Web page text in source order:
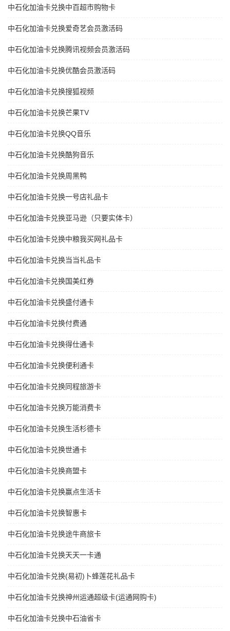
中石化加油卡兑换中百超市购物卡
中石化加油卡兑换爱奇艺会员激活码
中石化加油卡兑换腾讯视频会员激活码
中石化加油卡兑换优酷会员激活码
中石化加油卡兑换搜狐视频
中石化加油卡兑换芒果TV
中石化加油卡兑换QQ音乐
中石化加油卡兑换酷狗音乐
中石化加油卡兑换周黑鸭
中石化加油卡兑换一号店礼品卡
中石化加油卡兑换亚马逊（只要实体卡）
中石化加油卡兑换中粮我买网礼品卡
中石化加油卡兑换当当礼品卡
中石化加油卡兑换国美红券
中石化加油卡兑换盛付通卡
中石化加油卡兑换付费通
中石化加油卡兑换得仕通卡
中石化加油卡兑换便利通卡
中石化加油卡兑换同程旅游卡
中石化加油卡兑换万能消费卡
中石化加油卡兑换生活杉德卡
中石化加油卡兑换世通卡
中石化加油卡兑换商盟卡
中石化加油卡兑换赢点生活卡
中石化加油卡兑换智惠卡
中石化加油卡兑换途牛商旅卡
中石化加油卡兑换天天一卡通
中石化加油卡兑换(易初)卜蜂莲花礼品卡
中石化加油卡兑换神州运通超级卡(运通网购卡)
中石化加油卡兑换中石油省卡